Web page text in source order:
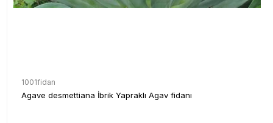
1001fidan
Agave desmettiana İbrik Yapraklı Agav fidanı